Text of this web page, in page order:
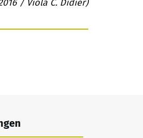
/ Viola C. Didier)